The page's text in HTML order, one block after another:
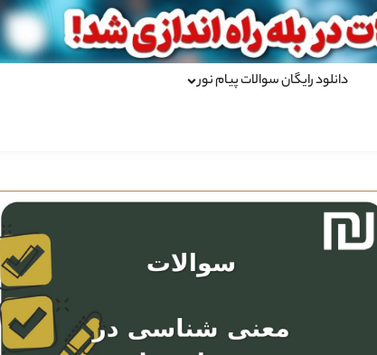
دانلود رایگان سوالات پیام نور